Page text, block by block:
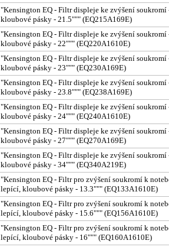
"Kensington EQ - Filtr displeje ke zvýšení
kloubové pásky - 21.5""" (EQ215A169E)
"Kensington EQ - Filtr displeje ke zvýšení
kloubové pásky - 22""" (EQ220A1610E)
"Kensington EQ - Filtr displeje ke zvýšení
kloubové pásky - 23""" (EQ230A169E)
"Kensington EQ - Filtr displeje ke zvýšení
kloubové pásky - 23.8""" (EQ238A169E)
"Kensington EQ - Filtr displeje ke zvýšení
kloubové pásky - 24""" (EQ240A1610E)
"Kensington EQ - Filtr displeje ke zvýšení
kloubové pásky - 27""" (EQ270A169E)
"Kensington EQ - Filtr displeje ke zvýšení
kloubové pásky - 34""" (EQ340A219E)
"Kensington EQ - Filtr pro zvýšení soukromí k
lepící, kloubové pásky - 13.3""" (EQ133A1610E)
"Kensington EQ - Filtr pro zvýšení soukromí k
lepící, kloubové pásky - 15.6""" (EQ156A1610E)
"Kensington EQ - Filtr pro zvýšení soukromí k
lepící, kloubové pásky - 16""" (EQ160A1610E)